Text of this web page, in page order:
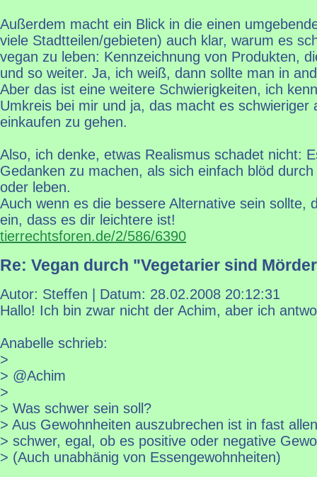
Außerdem macht ein Blick in die einen
viele Stadtteilen/gebieten) auch klar, warum es
vegan zu leben: Kennzeichnung von Produkten,
und so weiter. Ja, ich weiß, dann sollte man in
Aber das ist eine weitere Schwierigkeiten, ich
Umkreis bei mir und ja, das macht es schwieriger
einkaufen zu gehen.
Also, ich denke, etwas Realismus schadet nicht:
Gedanken zu machen, als sich einfach blöd
oder leben.
Auch wenn es die bessere Alternative sein sollte,
ein, dass es dir leichtere ist!
tierrechtsforen.de/2/586/6390
Re: Vegan durch "Vegetarier sind
Autor: Steffen | Datum: 28.02.2008 20:12:31
Hallo! Ich bin zwar nicht der Achim, aber ich
Anabelle schrieb:
>
> @Achim
>
> Was schwer sein soll?
> Aus Gewohnheiten auszubrechen ist in fast
> schwer, egal, ob es positive oder negative
> (Auch unabhänig von Essengewohnheiten)